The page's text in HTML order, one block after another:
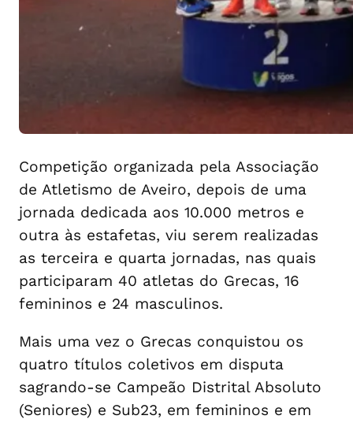
Competição organizada pela Associação
de Atletismo de Aveiro, depois de uma
jornada dedicada aos 10.000 metros e
outra às estafetas, viu serem realizadas
as terceira e quarta jornadas, nas quais
participaram 40 atletas do Grecas, 16
femininos e 24 masculinos.
Mais uma vez o Grecas conquistou os
quatro títulos coletivos em disputa
sagrando-se Campeão Distrital Absoluto
(Seniores) e Sub23, em femininos e em